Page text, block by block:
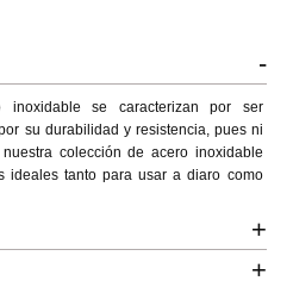
-
inoxidable se caracterizan por ser
su durabilidad y resistencia, pues ni
colección de acero inoxidable
ideales tanto para usar a diaro como
+
+